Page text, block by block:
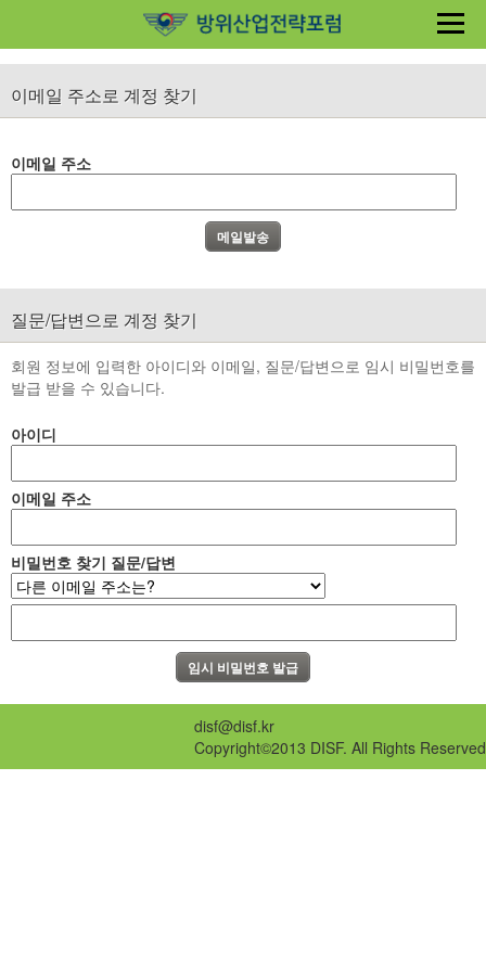
이메일 주소로 계정 찾기
이메일 주소
질문/답변으로 계정 찾기
회원 정보에 입력한 아이디와 이메일, 질문/답변으로 임시 비밀번호를
발급 받을 수 있습니다.
아이디
이메일 주소
비밀번호 찾기 질문/답변
disf@disf.kr
Copyright©2013 DISF. All Rights Reserved